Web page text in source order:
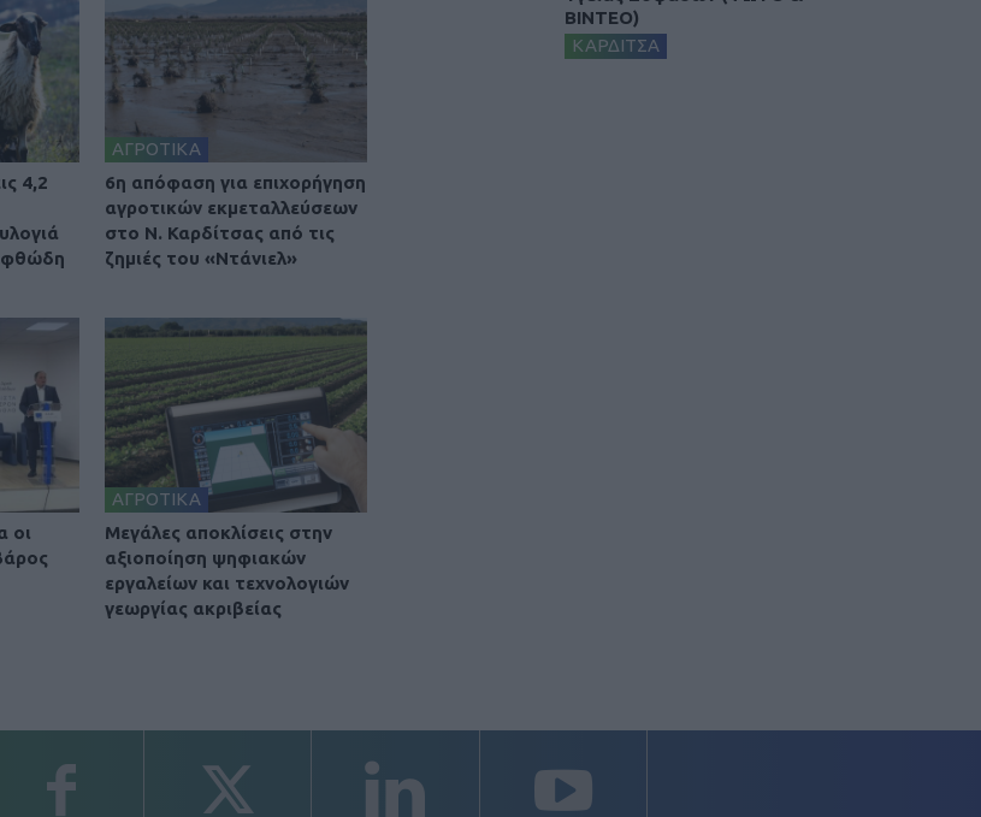
4,2
ΑΓΡΟΤΙΚΑ
6η απόφαση για επιχορήγηση
αγροτικών εκμεταλλεύσεων
στο Ν. Καρδίτσας από τις
ζημιές του «Ντάνιελ»
οι
ΑΓΡΟΤΙΚΑ
Μεγάλες αποκλίσεις στην
αξιοποίηση ψηφιακών
εργαλείων και τεχνολογιών
γεωργίας ακριβείας
ΒΙΝΤΕΟ)
ΚΑΡΔΙΤΣΑ